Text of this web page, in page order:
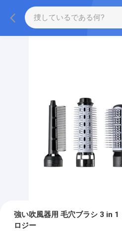
強い吹風器用 毛穴ブラシ 3 in 1
ロジー